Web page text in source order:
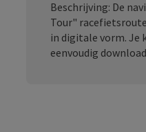
Beschrijving: De
Tour"
in digitale vorm. Je
eenvoudig